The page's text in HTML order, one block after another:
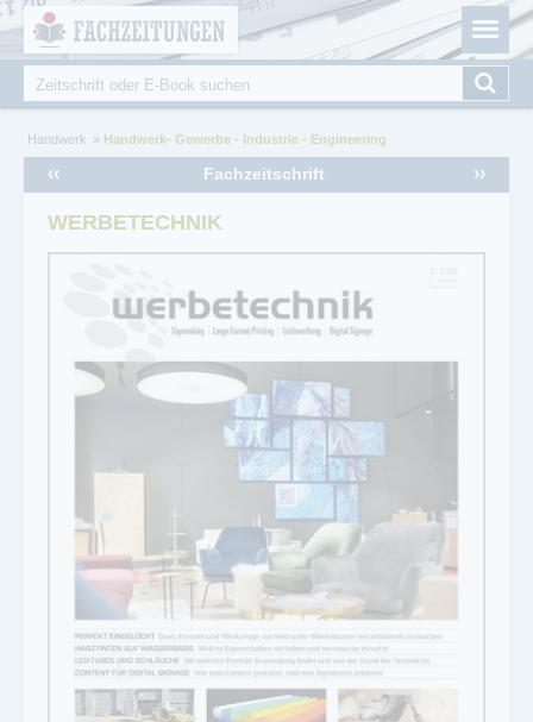
Fachzeitungen.de - Das unabhängige Portal für
Fachmagazine Fachpublikationen & eBooks
Suche
Sie sind hier
Handwerk Handwerk- Gewerbe - Industrie - Engineering
Fachzeitschrift
‹‹ ››
WERBETECHNIK
Cookie-Einstellungen